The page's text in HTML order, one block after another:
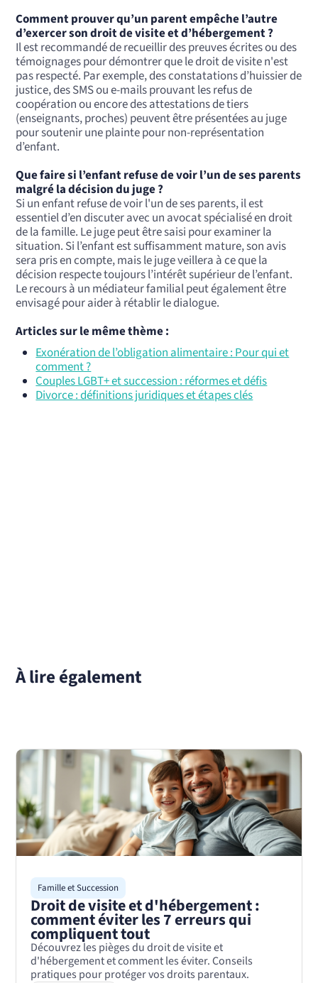
Comment prouver qu’un parent empêche l’autre
d’exercer son droit de visite et d’hébergement ?
Il est recommandé de recueillir des preuves écrites ou des
témoignages pour démontrer que le droit de visite n'est
pas respecté. Par exemple, des constatations d’huissier de
justice, des SMS ou e-mails prouvant les refus de
coopération ou encore des attestations de tiers
(enseignants, proches) peuvent être présentées au juge
pour soutenir une plainte pour non-représentation
d’enfant.
Que faire si l’enfant refuse de voir l’un de ses parents
malgré la décision du juge ?
Si un enfant refuse de voir l'un de ses parents, il est
essentiel d’en discuter avec un avocat spécialisé en droit
de la famille. Le juge peut être saisi pour examiner la
situation. Si l’enfant est suffisamment mature, son avis
sera pris en compte, mais le juge veillera à ce que la
décision respecte toujours l’intérêt supérieur de l’enfant.
Le recours à un médiateur familial peut également être
envisagé pour aider à rétablir le dialogue.
Articles sur le même thème :
Exonération de l’obligation alimentaire : Pour qui et
comment ?
Couples LGBT+ et succession : réformes et défis
Divorce : définitions juridiques et étapes clés
À lire également
Famille et Succession
Droit de visite et d'hébergement :
comment éviter les 7 erreurs qui
compliquent tout
Découvrez les pièges du droit de visite et
d'hébergement et comment les éviter. Conseils
pratiques pour protéger vos droits parentaux.